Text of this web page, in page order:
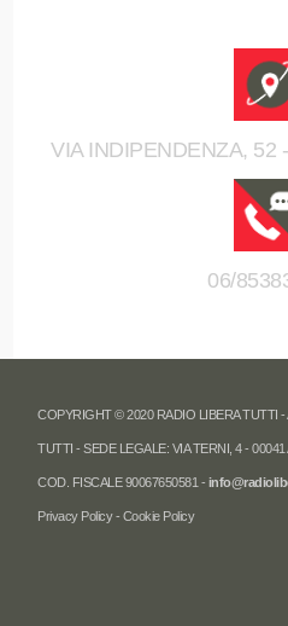
VIA INDIPENDENZA, 52
06/
COPYRIGHT © 2020 RADIO LIBERA TUTTI
TUTTI - SEDE LEGALE: VIA TERNI, 4 -
COD. FISCALE 90067650581 -
Privacy Policy- Cookie Policy